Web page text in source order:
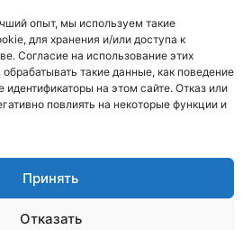
опыт, мы используем такие
для хранения и/или доступа к
Согласие на использование этих
такие данные, как поведение
идентификаторы на этом сайте. Отказ или
повлиять на некоторые функции и
Принять
Отказать